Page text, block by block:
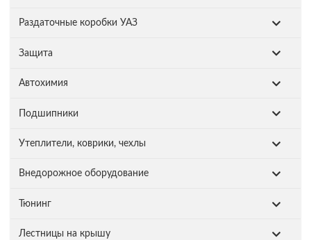
Раздаточные коробки УАЗ
Защита
Автохимия
Подшипники
Утеплители, коврики, чехлы
Внедорожное оборудование
Тюнинг
Лестницы на крышу